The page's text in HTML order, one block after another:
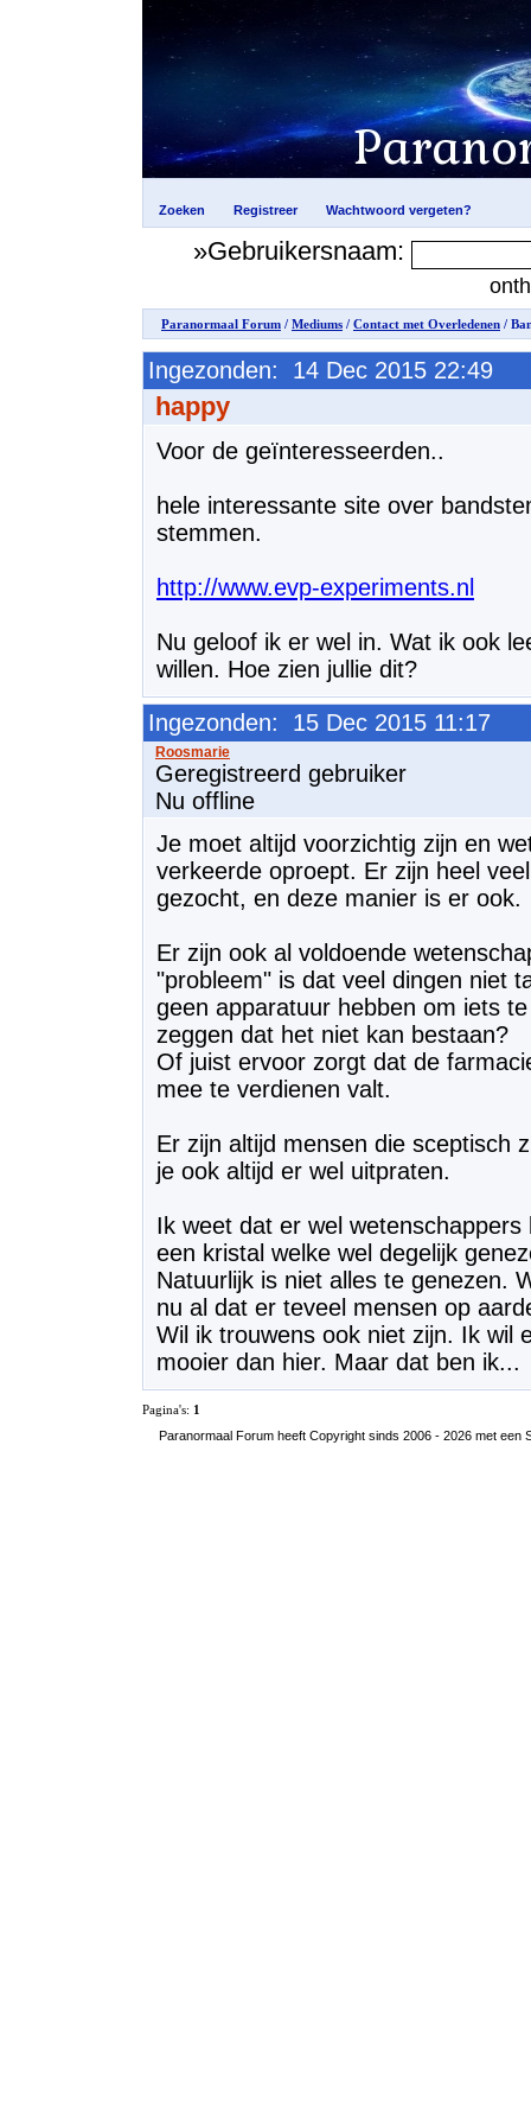
»Gebruikersnaam:
Paranormaal Forum / Mediums / Contact met Overledenen /
Ingezonden: 14 Dec 2015 22:49
happy
Voor de geïnteresseerden..
hele interessante site over
stemmen.
http://www.evp-experiments.nl
Nu geloof ik er wel in. Wat ik ook
willen. Hoe zien jullie dit?
Ingezonden: 15 Dec 2015 11:17
Geregistreerd gebruiker
Nu offline
Je moet altijd voorzichtig zijn en
verkeerde oproept. Er zijn heel
gezocht, en deze manier is er ook.
Er zijn ook al voldoende
"probleem" is dat veel dingen niet
geen apparatuur hebben om iets
zeggen dat het niet kan bestaan?
Of juist ervoor zorgt dat de
mee te verdienen valt.
Er zijn altijd mensen die sceptisch
je ook altijd er wel uitpraten.
Ik weet dat er wel
een kristal welke wel degelijk
Natuurlijk is niet alles te genezen.
nu al dat er teveel mensen op
Wil ik trouwens ook niet zijn. Ik wil
mooier dan hier. Maar dat ben ik...
Pagina's: 1
Paranormaal Forum heeft Copyright sinds 2006 - 2026 met een